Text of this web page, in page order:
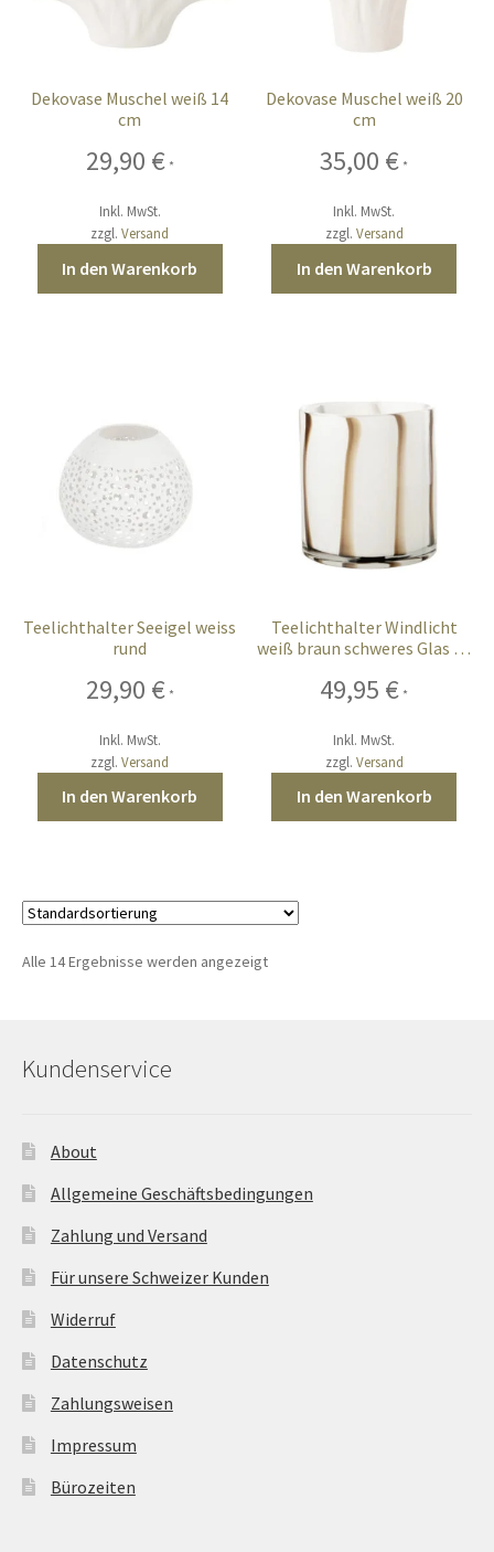
Dekovase Muschel weiß 14
cm
29,90 € *
Inkl. MwSt.
zzgl.Versand
In den Warenkorb
Dekovase Muschel weiß 20
cm
35,00 € *
Inkl. MwSt.
zzgl. Versand
In den Warenkorb
Teelichthalter Seeigel weiss
rund
29,90 € *
Inkl. MwSt.
zzgl.Versand
In den Warenkorb
Teelichthalter Windlicht
weiß braun schweres Glas 18
49,95 € *
Inkl. MwSt.
zzgl. Versand
In den Warenkorb
Alle 14 Ergebnisse werden angezeigt
Kundenservice
About
Allgemeine Geschäftsbedingungen
Zahlung und Versand
Für unsere Schweizer Kunden
Widerruf
Datenschutz
Zahlungsweisen
Impressum
Bürozeiten